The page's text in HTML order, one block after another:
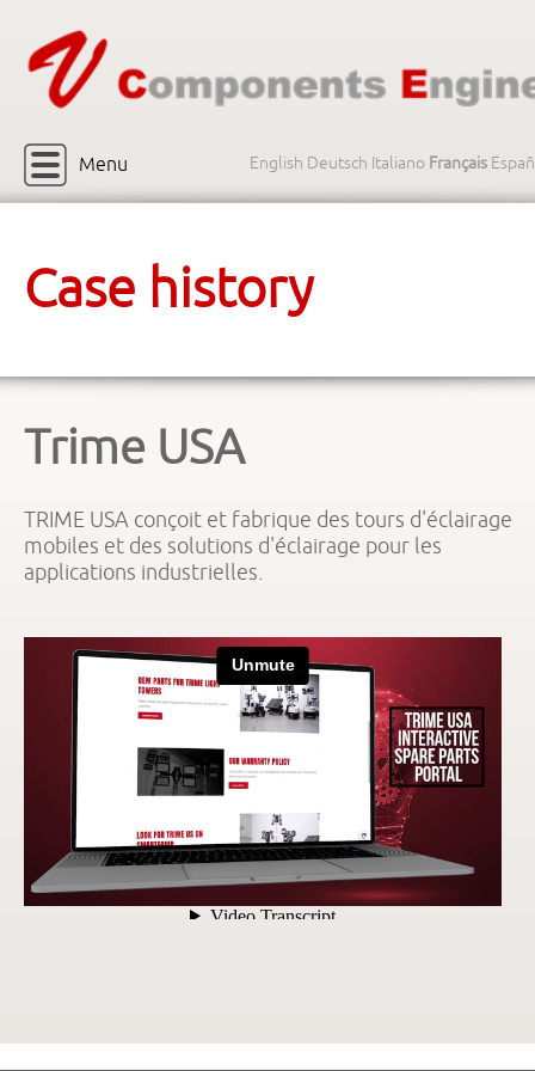
Menu English Deutsch Italiano Français
Case history
Trime USA
TRIME USA conçoit et fabrique des tours d'éclairage
mobiles et des solutions d'éclairage pour les
applications industrielles.